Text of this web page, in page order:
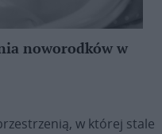
noworodków w
w której stale